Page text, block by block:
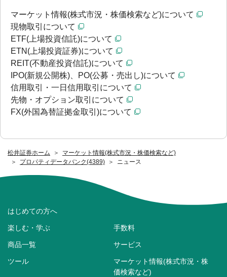
松井証券ホーム
マーケット情報(株式市況・株価検索など)
プロパティデータバンク(4389)
ニュース
マーケット情報(株式市況・株価検索など)について
現物取引について
ETF(上場投資信託)について
ETN(上場投資証券)について
REIT(不動産投資信託)について
IPO(新規公開株)、PO(公募・売出し)について
信用取引・一日信用取引について
先物・オプション取引について
FX(外国為替証拠金取引)について
はじめての方へ
楽しむ・学ぶ 手数料
商品一覧 サービス
ツール
マーケット情報(株式市況・株
価検索など)